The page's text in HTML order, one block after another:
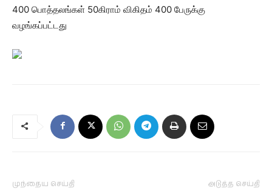
400 பொத்தலங்கள் 50கிராம் விகிதம் 400 பேருக்கு
வழங்கப்பட்டது
முந்தைய செய்தி அடுத்த செய்தி